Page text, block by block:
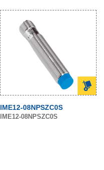
IME12-08NPSZC0S
IME12-08NPSZC0S